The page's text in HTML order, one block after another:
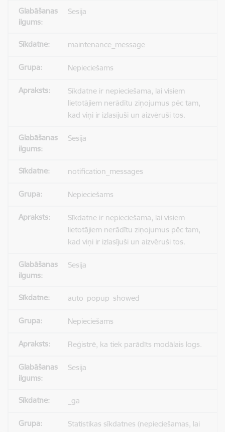
Sesija
maintenance_message
Nepieciešams
Sīkdatne ir nepieciešama, lai visiem
lietotājiem nerādītu ziņojumus pēc tam,
kad viņi ir izlasījuši un aizvēruši tos.
Sesija
notification_messages
Nepieciešams
Sīkdatne ir nepieciešama, lai visiem
lietotājiem nerādītu ziņojumus pēc tam,
kad viņi ir izlasījuši un aizvēruši tos.
Sesija
auto_popup_showed
Nepieciešams
Reģistrē, ka tiek parādīts modālais logs.
Sesija
_ga
Statistikas sīkdatnes (nepieciešamas, lai